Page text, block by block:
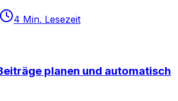
4 Min. Lesezeit
planen und automatisch